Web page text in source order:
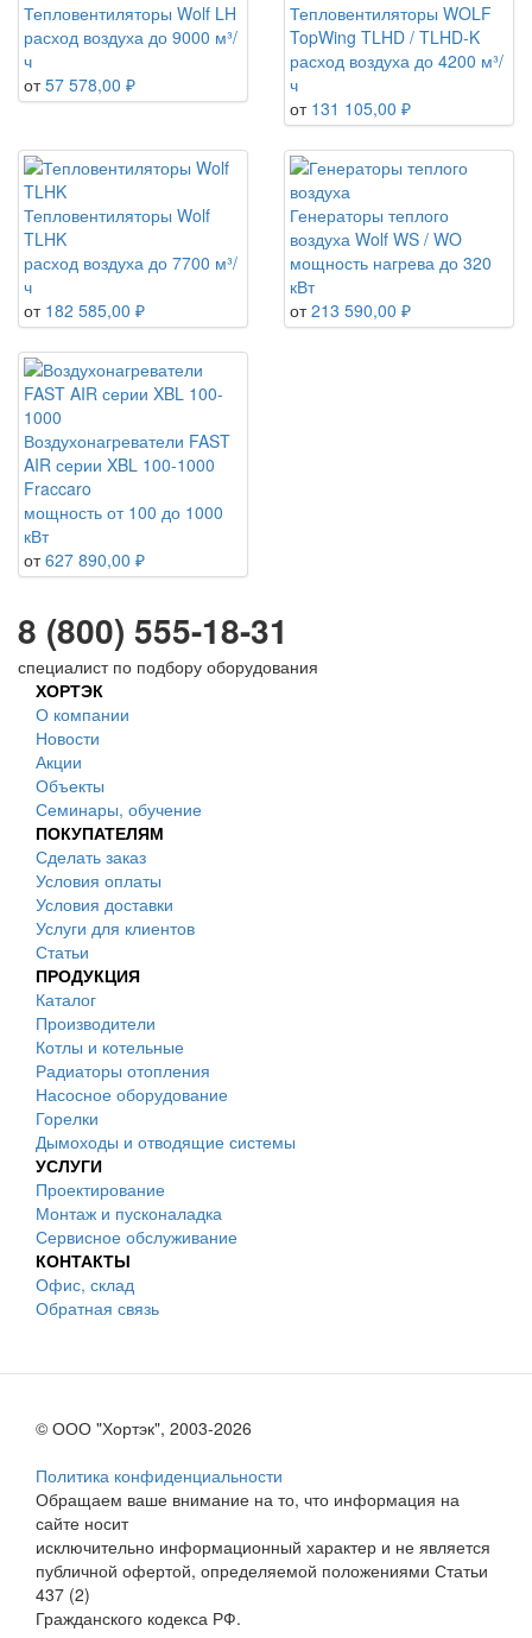
Тепловентиляторы Wolf LH
расход воздуха до 9000 м³/
ч
от 57 578,00 ₽
Тепловентиляторы WOLF
TopWing TLHD / TLHD-K
расход воздуха до 4200 м³/
ч
от 131 105,00 ₽
Тепловентиляторы Wolf
TLHK
расход воздуха до 7700 м³/
ч
от 182 585,00 ₽
Генераторы теплого
воздуха Wolf WS / WO
мощность нагрева до 320
кВт
от 213 590,00 ₽
Воздухонагреватели FAST
AIR серии XBL 100-1000
Fraccaro
мощность от 100 до 1000
кВт
от 627 890,00 ₽
8 (800) 555-18-31
специалист по подбору оборудования
ХОРТЭК
О компании
Новости
Акции
Объекты
Семинары, обучение
ПОКУПАТЕЛЯМ
Сделать заказ
Условия оплаты
Условия доставки
Услуги для клиентов
Статьи
ПРОДУКЦИЯ
Каталог
Производители
Котлы и котельные
Радиаторы отопления
Насосное оборудование
Горелки
Дымоходы и отводящие системы
УСЛУГИ
Проектирование
Монтаж и пусконаладка
Сервисное обслуживание
КОНТАКТЫ
Офис, склад
Обратная связь
© ООО "Хортэк", 2003-2026
Политика конфиденциальности
Обращаем ваше внимание на то, что информация на
сайте носит
исключительно информационный характер и не является
публичной офертой, определяемой положениями Статьи
437 (2)
Гражданского кодекса РФ.